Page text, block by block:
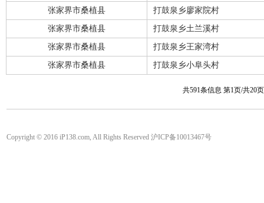
张家界市桑植县 打鼓泉乡廖家院村
张家界市桑植县 打鼓泉乡土兰溪村
张家界市桑植县 打鼓泉乡王家湾村
张家界市桑植县 打鼓泉乡小阜头村
共591条信息 第1页/共20
Copyright © 2016 iP138.com, All Rights Reserved 沪ICP备10013467号